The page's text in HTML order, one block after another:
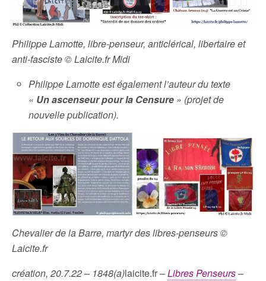
Philippe Lamotte, libre-penseur, anticlérical, libertaire et
anti-fasciste © Laicite.fr Midi
Philippe Lamotte est également l’auteur du texte
« Un ascenseur pour la Censure » (projet de
nouvelle publication).
Chevalier de la Barre, martyr des libres-penseurs ©
Laicite.fr
création, 20.7.22– 1848(a)laicite.fr–Libres Penseurs–